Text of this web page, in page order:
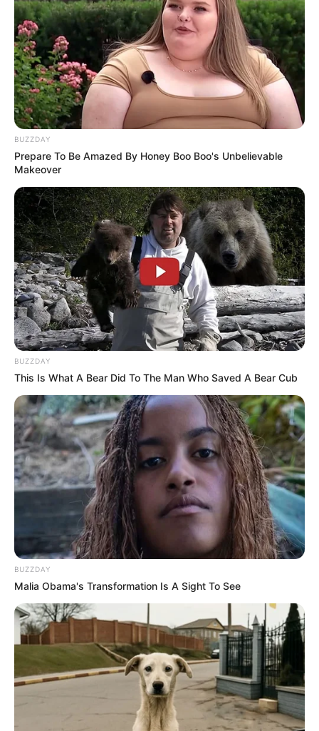
Pinterest
Pinterest
BUZZDAY
Prepare To Be Amazed By Honey Boo Boo's Unbelievable
Makeover
BUZZDAY
This Is What A Bear Did To The Man Who Saved A Bear Cub
BUZZDAY
Malia Obama's Transformation Is A Sight To See